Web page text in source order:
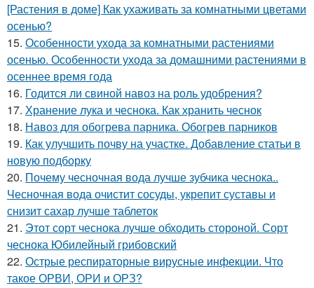
[Растения в доме] Как ухаживать за комнатными цветами
осенью?
15. Особенности ухода за комнатными растениями
осенью. Особенности ухода за домашними растениями в
осеннее время года
16. Годится ли свиной навоз на роль удобрения?
17. Хранение лука и чеснока. Как хранить чеснок
18. Навоз для обогрева парника. Обогрев парников
19. Как улучшить почву на участке. Добавление статьи в
новую подборку
20. Почему чесночная вода лучше зубчика чеснока..
Чесночная вода очистит сосуды, укрепит суставы и
снизит сахар лучше таблеток
21. Этот сорт чеснока лучше обходить стороной. Сорт
чеснока Юбилейный грибовский
22. Острые респираторные вирусные инфекции. Что
такое ОРВИ, ОРИ и ОРЗ?